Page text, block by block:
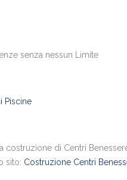
senza nessun Limite
Piscine
di Centri
sito: Costruzione Centri